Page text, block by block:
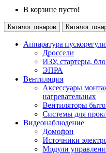
В корзине пусто!
Каталог товаров Каталог
Аппаратура
Дроссели
ИЗУ, стартеры,
ЭПРА
Вентиляция
Аксессуары
нагревательных
Вентиляторы
Системы для
Видеонаблюдение
Домофон
Источники
Модули